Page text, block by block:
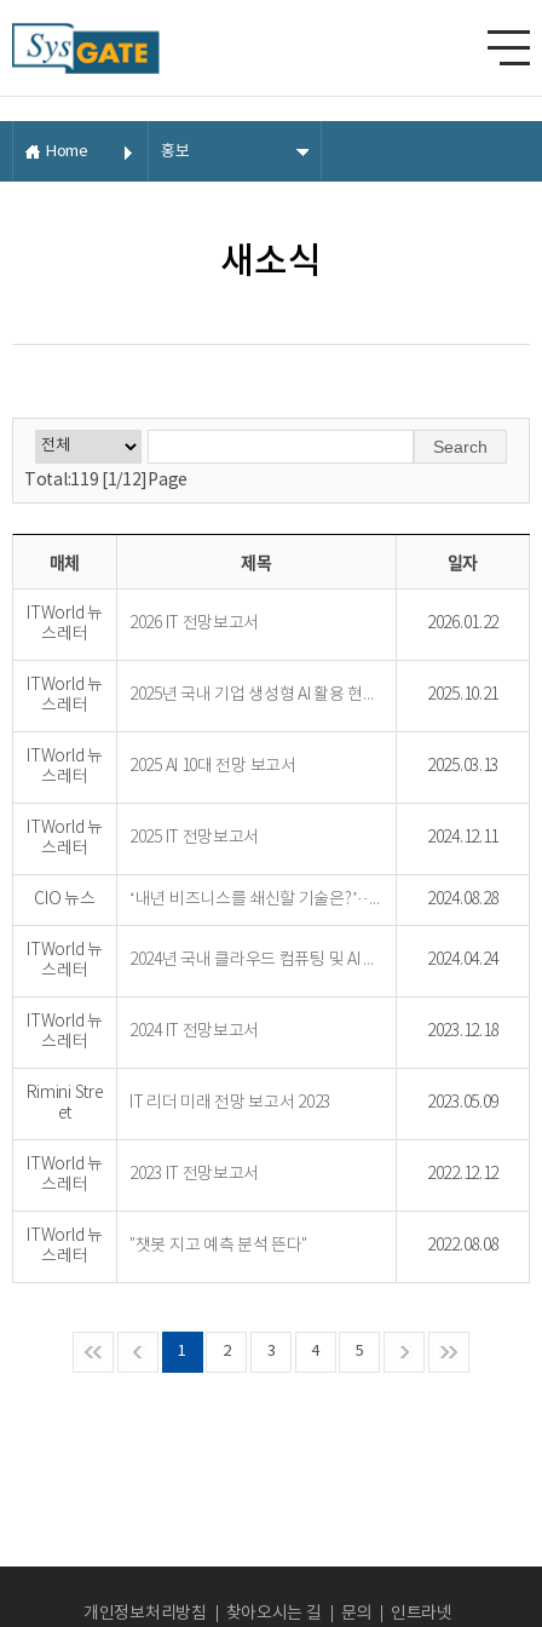
Home 홍보
새소식
Search
Total:119 [1/12]Page
매체 제목 일자
ITWorld 뉴
스레터
2026 IT 전망보고서 2026.01.22
ITWorld 뉴
스레터
2025년 국내 기업 생성형 AI 활용 현황 및 전망 2025.10.21
ITWorld 뉴
스레터
2025 AI 10대 전망 보고서 2025.03.13
ITWorld 뉴
스레터
2025 IT 전망보고서 2024.12.11
CIO 뉴스 ‘내년 비즈니스를 쇄신할 기술은?’··· IT 리더들이 지목한 7가지 2024.08.28
ITWorld 뉴
스레터
2024년 국내 클라우드 컴퓨팅 및 AI 현황과 전망 2024.04.24
ITWorld 뉴
스레터
2024 IT 전망보고서 2023.12.18
Rimini Stre
et
IT 리더 미래 전망 보고서 2023 2023.05.09
ITWorld 뉴
스레터
2023 IT 전망보고서 2022.12.12
ITWorld 뉴
스레터
"챗봇 지고 예측 분석 뜬다" 2022.08.08
1 2 3 4 5
개인정보처리방침 찾아오시는 길 문의 인트라넷